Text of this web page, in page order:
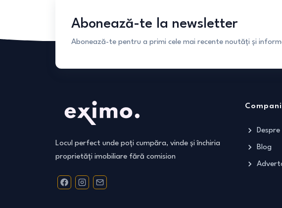
Abonează-te la newsletter
Abonează-te pentru a primi cele mai recente noutăți și
Locul perfect unde poți cumpăra, vinde și închiria
proprietăți imobiliare fără comision
Despre
Blog